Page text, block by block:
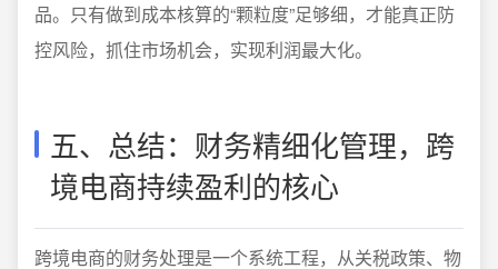
品。只有做到成本核算的“颗粒度”足够细，才能真正防
控风险，抓住市场机会，实现利润最大化。
五、总结：财务精细化管理，跨
境电商持续盈利的核心
跨境电商的财务处理是一个系统工程，从关税政策、物